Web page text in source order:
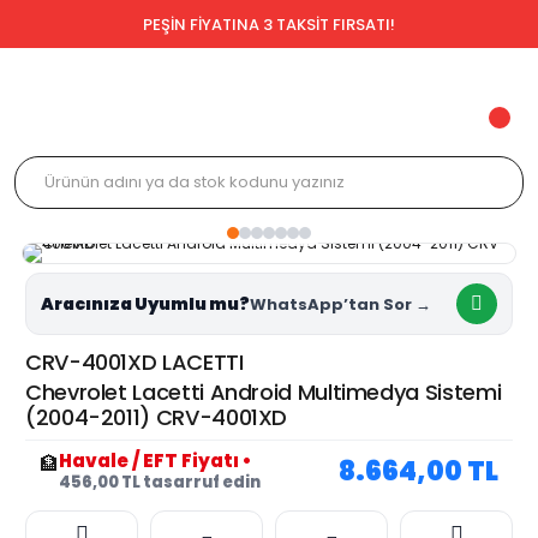
PEŞİN FİYATINA 3 TAKSİT FIRSATI!
Aracınıza Uyumlu mu?
CRV-4001XD LACETTI
Chevrolet Lacetti Android Multimedya Sistemi
(2004-2011) CRV-4001XD
🏦Havale / EFT Fiyatı •
456,00 TL tasarruf edin 8.664,00 TL